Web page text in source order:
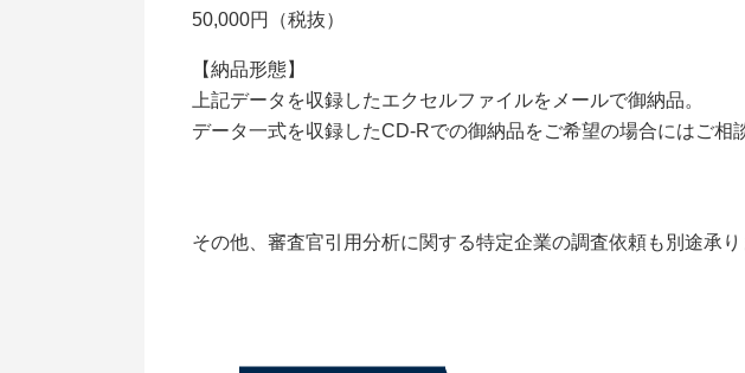
50,000円（税抜）
【納品形態】
上記データを収録したエクセルファイルをメールで御納品。
データ一式を収録したCD-Rでの御納品をご希望の場合にはご相
その他、審査官引用分析に関する特定企業の調査依頼も別途承り